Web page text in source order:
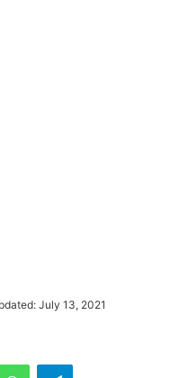
July 13, 2021